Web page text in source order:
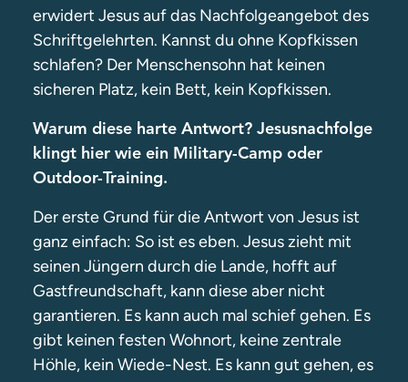
erwidert Jesus auf das Nachfolgeangebot des
Schriftgelehrten. Kannst du ohne Kopfkissen
schlafen? Der Menschensohn hat keinen
sicheren Platz, kein Bett, kein Kopfkissen.
Warum diese harte Antwort? Jesusnachfolge
klingt hier wie ein Military-Camp oder
Outdoor-Training.
Der erste Grund für die Antwort von Jesus ist
ganz einfach: So ist es eben. Jesus zieht mit
seinen Jüngern durch die Lande, hofft auf
Gastfreundschaft, kann diese aber nicht
garantieren. Es kann auch mal schief gehen. Es
gibt keinen festen Wohnort, keine zentrale
Höhle, kein Wiede-Nest. Es kann gut gehen, es